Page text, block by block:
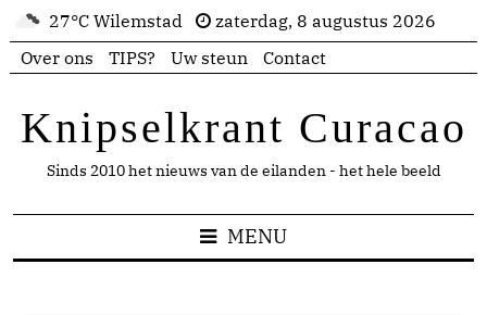
27°C Wilemstad
zaterdag, 8 augustus 2026
Over ons
TIPS? Uw steun Contact
Knipselkrant Curacao
Sinds 2010 het nieuws van de eilanden - het hele beeld
MENU